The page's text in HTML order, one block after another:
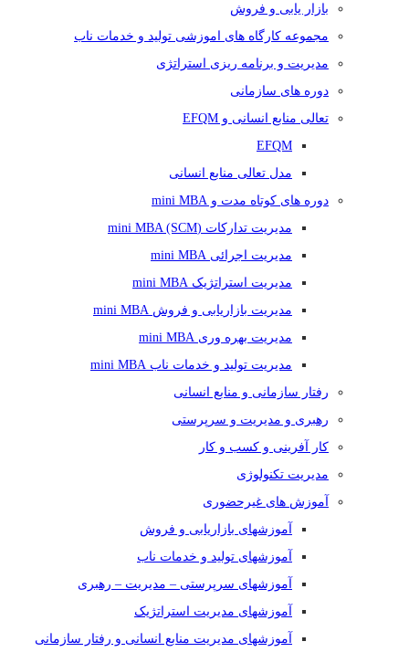
بازار یابی و فروش
مجموعه کارگاه های اموزشی تولید و خدمات ناب
مدیریت و برنامه ریزی استراتژی
دوره های سازمانی
تعالی منابع انسانی و EFQM
EFQM
مدل تعالی منابع انسانی
دوره های کوتاه مدت و mini MBA
مدیریت تدارکات (mini MBA (SCM
مدیریت اجرائی mini MBA
مدیریت استراتژیک mini MBA
مدیریت بازاریابی و فروش mini MBA
مدیریت بهره وری mini MBA
مدیریت تولید و خدمات ناب mini MBA
رفتار سازمانی و منابع انسانی
رهبری و مدیریت و سرپرستی
کار آفرینی و کسب و کار
مدیریت تکنولوژی
آموزش های غیرحضوری
آموزشهای بازاریابی و فروش
آموزشهای تولید و خدمات ناب
آموزشهای سرپرستی – مدیریت – رهبری
آموزشهای مدیریت استراتژیک
آموزشهای مدیریت منابع انسانی و رفتار سازمانی